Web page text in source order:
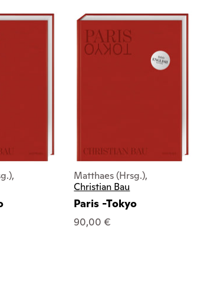
Matthaes (Hrsg.),
Christian Bau
Paris -Tokyo
90,00 €